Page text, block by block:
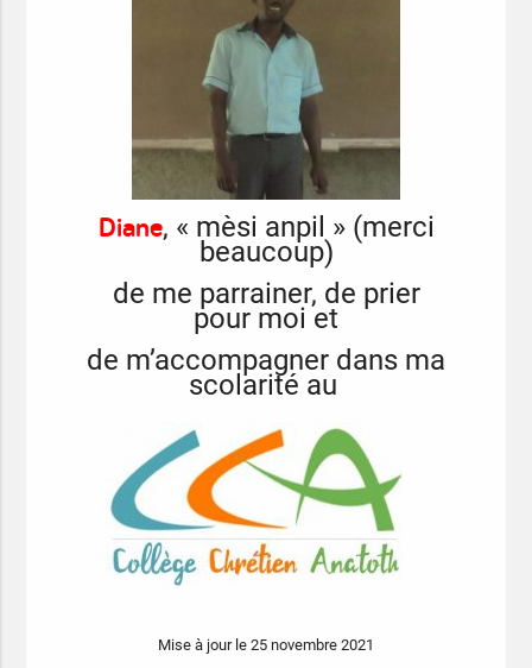
Diane, « mèsi anpil » (merci
beaucoup)
de me parrainer, de prier
pour moi et
de m’accompagner dans ma
scolarité au
Mise à jour le 25 novembre 2021